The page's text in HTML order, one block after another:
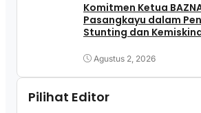
Komitmen Ketua
Pasangkayu dalam
Stunting dan
Agustus 2, 2026
Pilihat Editor